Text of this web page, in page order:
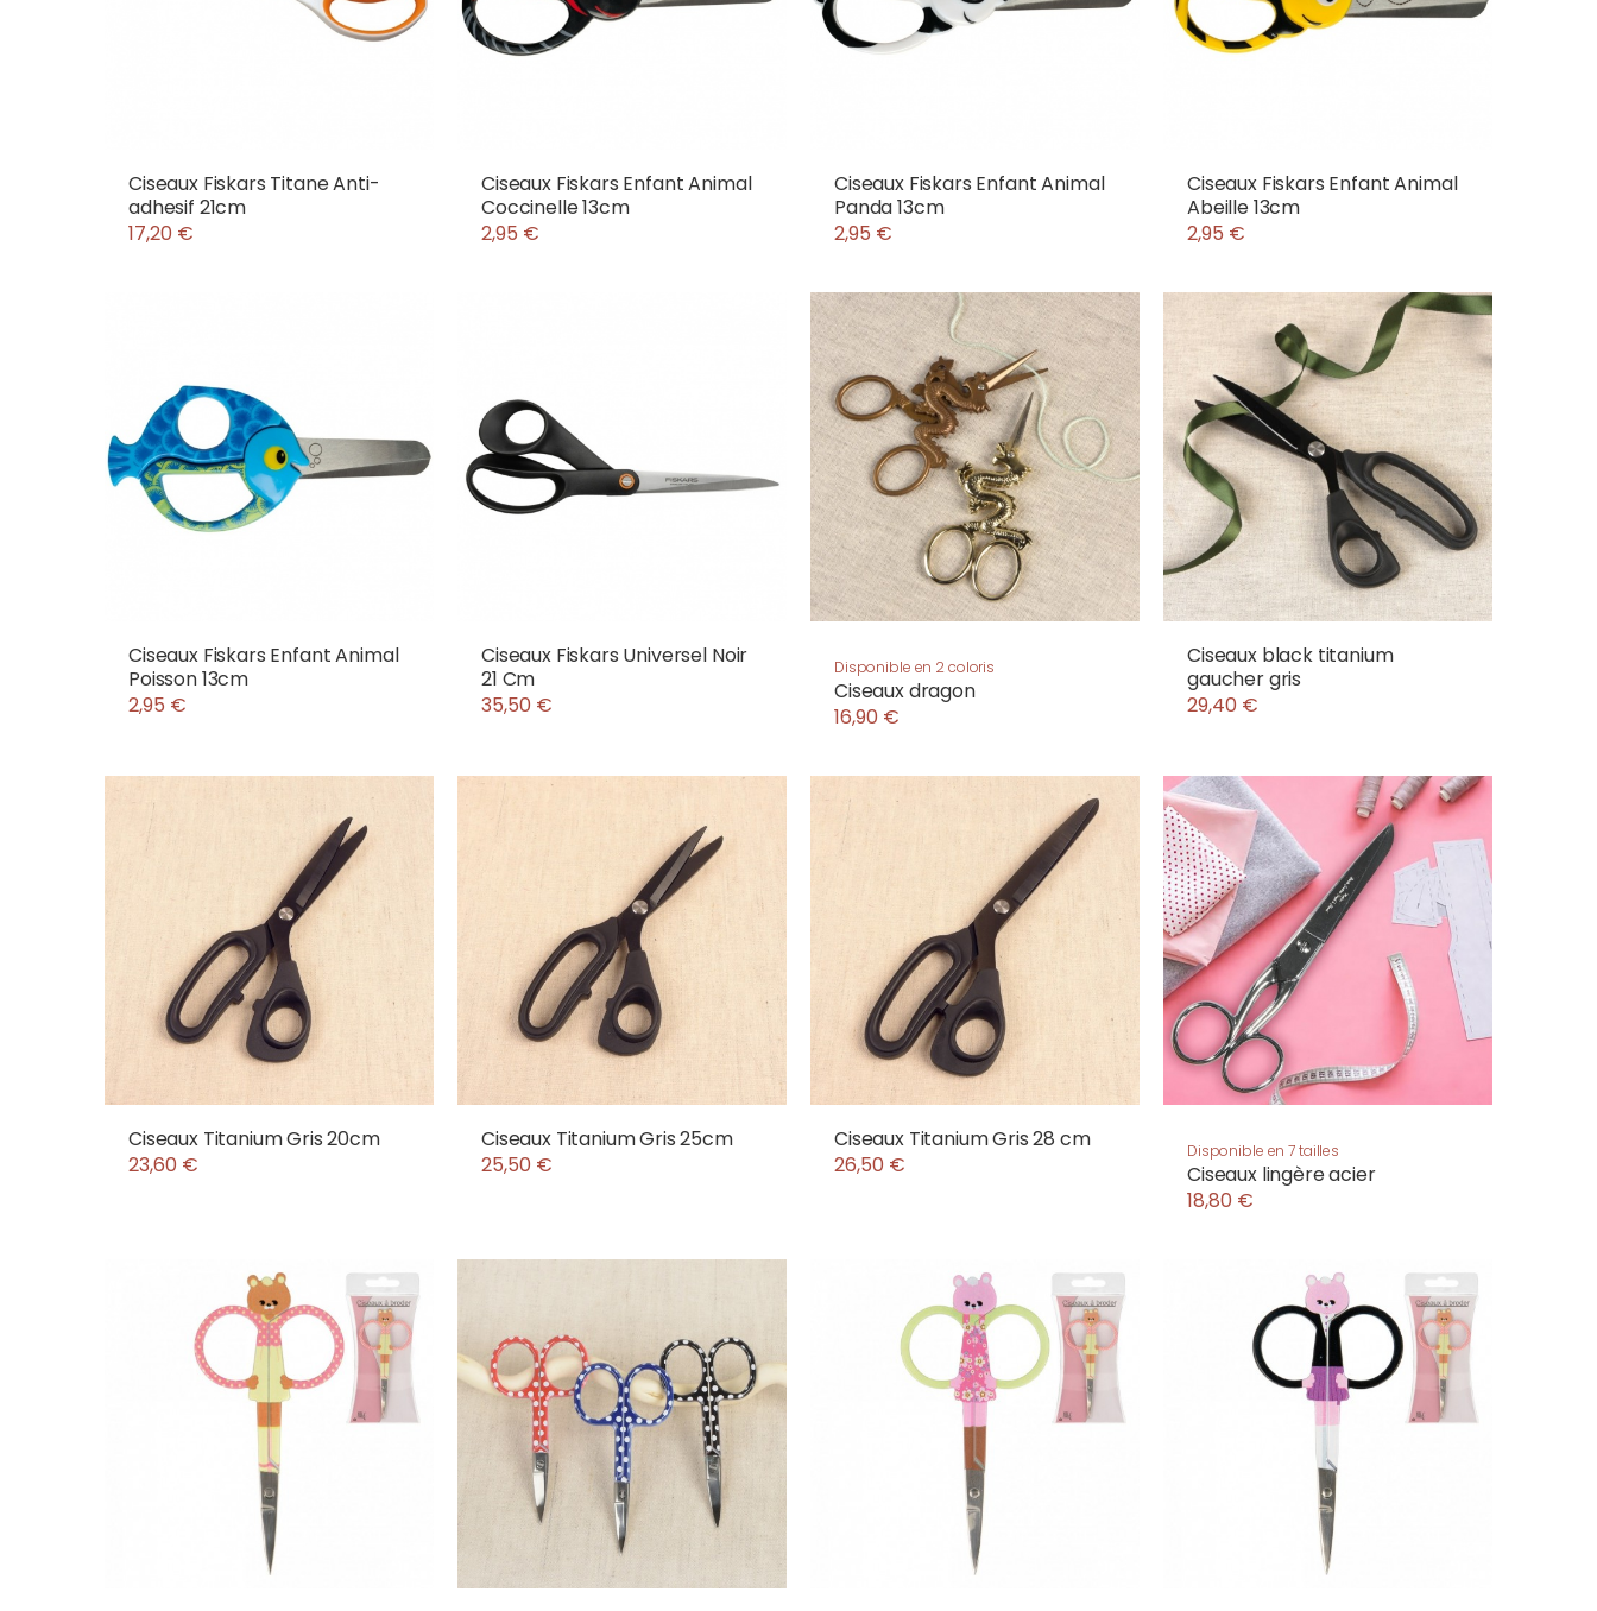
Ciseaux Fiskars Titane Anti-
adhesif 21cm
17,20 €
Ciseaux Fiskars Enfant Animal
Coccinelle 13cm
2,95 €
Ciseaux Fiskars Enfant Animal
Panda 13cm
2,95 €
Ciseaux Fiskars Enfant Animal
Abeille 13cm
2,95 €
Ciseaux Fiskars Enfant Animal
Poisson 13cm
2,95 €
Ciseaux Fiskars Universel Noir
21 Cm
35,50 €
Disponible en 2 coloris
Ciseaux dragon
16,90 €
Ciseaux black titanium
gaucher gris
29,40 €
Ciseaux Titanium Gris 20cm
23,60 €
Ciseaux Titanium Gris 25cm
25,50 €
Ciseaux Titanium Gris 28 cm
26,50 €
Disponible en 7 tailles
Ciseaux lingère acier
18,80 €